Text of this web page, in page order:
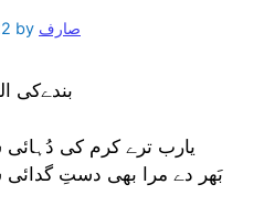
by صارف
(1) بندےکی
یارب ترے کرم کی
بَھر دے مرا بھی دستِ